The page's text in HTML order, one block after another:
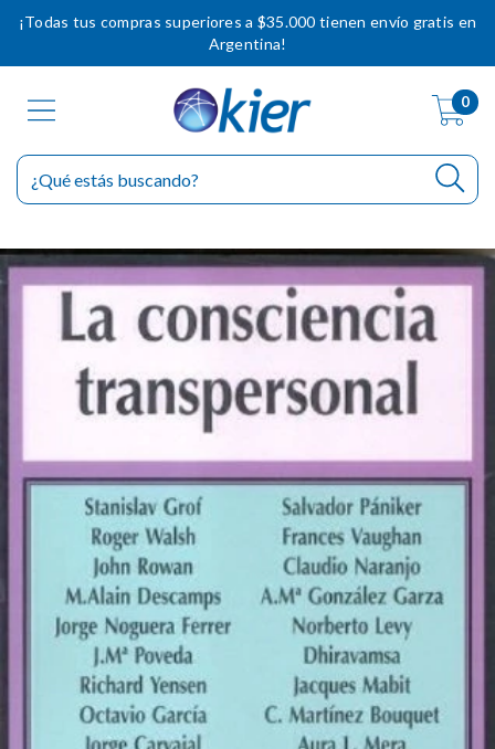
¡Todas tus compras superiores a $35.000 tienen envío gratis en
Argentina!
0